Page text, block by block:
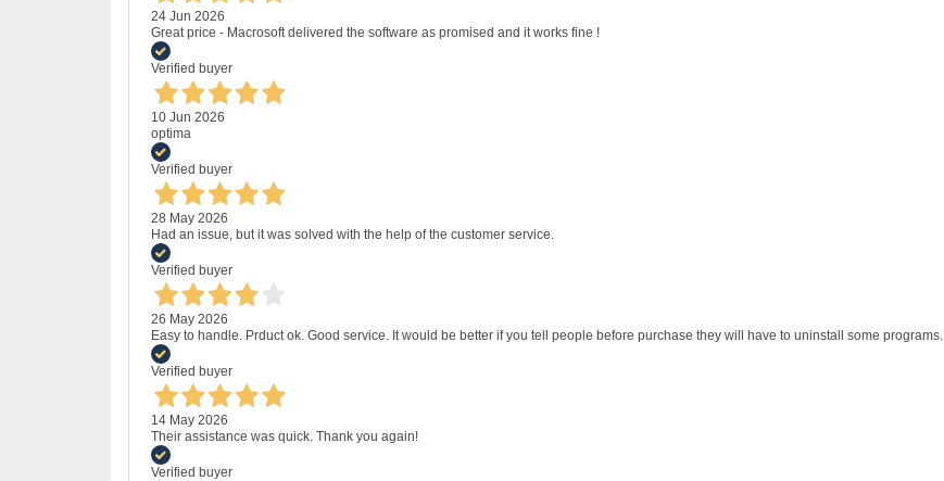
24 Jun 2026
Great price - Macrosoft delivered the software as promised and it works fine !
Verified buyer
10 Jun 2026
optima
Verified buyer
28 May 2026
Had an issue, but it was solved with the help of the customer service.
Verified buyer
26 May 2026
Easy to handle. Prduct ok. Good service. It would be better if you tell people before purchase they will have to uninstall some programs.
Verified buyer
14 May 2026
Their assistance was quick. Thank you again!
Verified buyer